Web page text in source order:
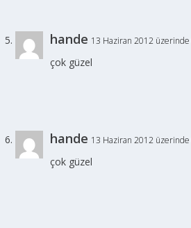
hande 13 Haziran 2012
çok güzel
hande 13 Haziran 2012
çok güzel